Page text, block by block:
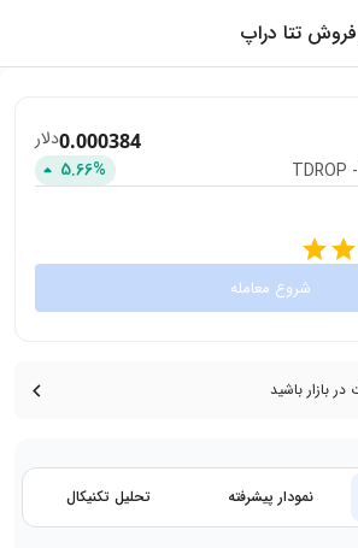
تتا دراپ
TDROP -
0.000384دلار
5.66%
شروع معامله
بازار باشید
نمودار پیشرفته تحلیل تکنیکال